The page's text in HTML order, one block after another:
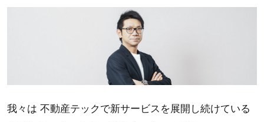
我々は 不動産テックで新サービスを展開し続けている